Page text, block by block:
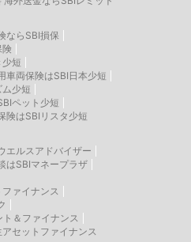
ならSBI損保
短
車両保険はSBI日本少短
少短
ペット少短
険はSBIリスタ少短
エルスアドバイザー
はSBIマネープラザ
ァイナンス
＆ファイナンス
セットファイナンス